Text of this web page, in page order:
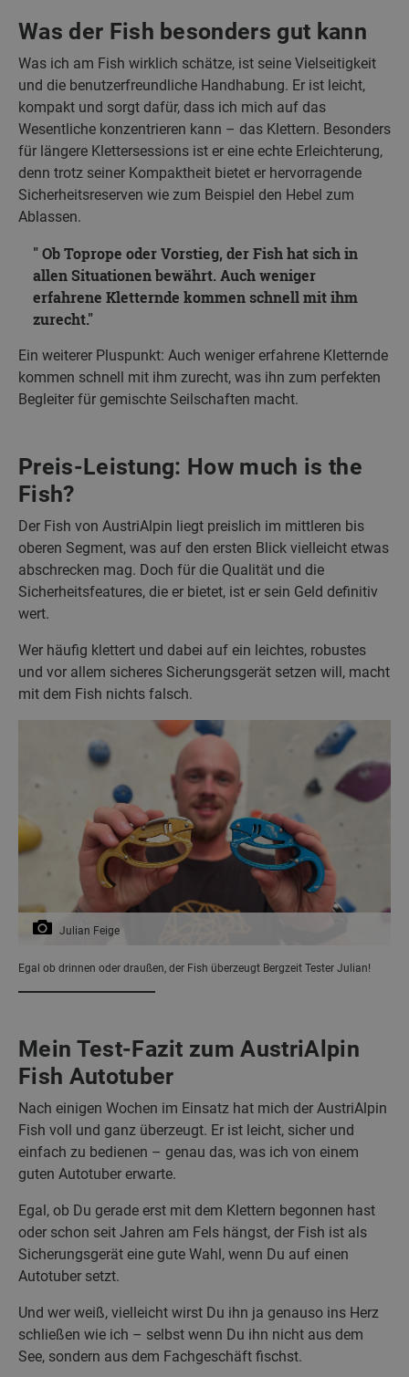
Was der Fish besonders gut kann
Was ich am Fish wirklich schätze, ist seine Vielseitigkeit
und die benutzerfreundliche Handhabung. Er ist leicht,
kompakt und sorgt dafür, dass ich mich auf das
Wesentliche konzentrieren kann – das Klettern. Besonders
für längere Klettersessions ist er eine echte Erleichterung,
denn trotz seiner Kompaktheit bietet er hervorragende
Sicherheitsreserven wie zum Beispiel den Hebel zum
Ablassen.
Ob Toprope oder Vorstieg, der Fish hat sich in
allen Situationen bewährt. Auch weniger
erfahrene Kletternde kommen schnell mit ihm
zurecht.
Ein weiterer Pluspunkt: Auch weniger erfahrene Kletternde
kommen schnell mit ihm zurecht, was ihn zum perfekten
Begleiter für gemischte Seilschaften macht.
Preis-Leistung: How much is the
Fish?
Der Fish von AustriAlpin liegt preislich im mittleren bis
oberen Segment, was auf den ersten Blick vielleicht etwas
abschrecken mag. Doch für die Qualität und die
Sicherheitsfeatures, die er bietet, ist er sein Geld definitiv
wert.
Wer häufig klettert und dabei auf ein leichtes, robustes
und vor allem sicheres Sicherungsgerät setzen will, macht
mit dem Fish nichts falsch.
Julian Feige
Egal ob drinnen oder draußen, der Fish überzeugt Bergzeit Tester Julian!
Mein Test-Fazit zum AustriAlpin
Fish Autotuber
Nach einigen Wochen im Einsatz hat mich der AustriAlpin
Fish voll und ganz überzeugt. Er ist leicht, sicher und
einfach zu bedienen – genau das, was ich von einem
guten Autotuber erwarte.
Egal, ob Du gerade erst mit dem Klettern begonnen hast
oder schon seit Jahren am Fels hängst, der Fish ist als
Sicherungsgerät eine gute Wahl, wenn Du auf einen
Autotuber setzt.
Und wer weiß, vielleicht wirst Du ihn ja genauso ins Herz
schließen wie ich – selbst wenn Du ihn nicht aus dem
See, sondern aus dem Fachgeschäft fischst.